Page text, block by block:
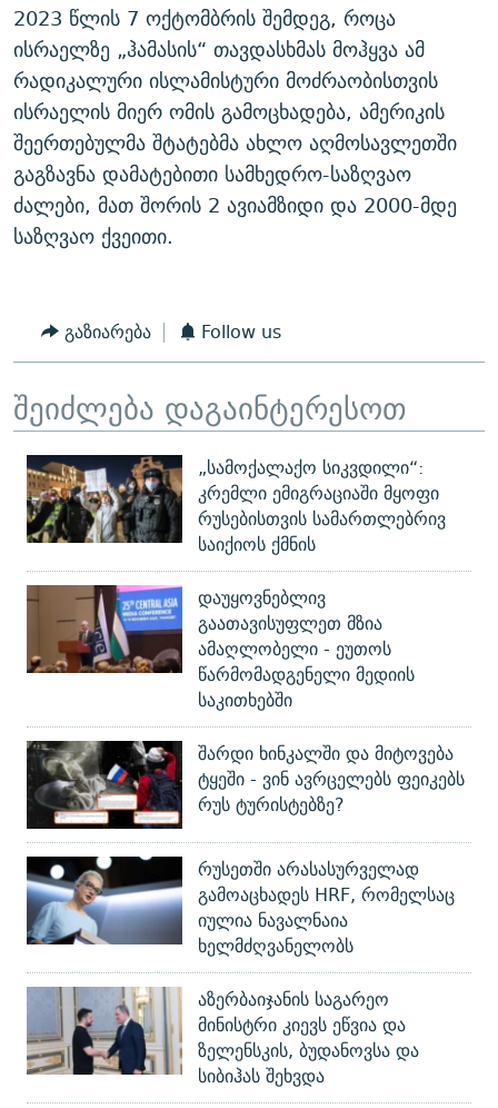
2023 წლის 7 ოქტომბრის შემდეგ, როცა
ისრაელზე „ჰამასის“ თავდასხმას მოჰყვა ამ
რადიკალური ისლამისტური მოძრაობისთვის
ისრაელის მიერ ომის გამოცხადება, ამერიკის
შეერთებულმა შტატებმა ახლო აღმოსავლეთში
გაგზავნა დამატებითი სამხედრო-საზღვაო
ძალები, მათ შორის 2 ავიამზიდი და 2000-მდე
საზღვაო ქვეითი.
გაზიარება Follow us
შეიძლება დაგაინტერესოთ
„სამოქალაქო სიკვდილი“:
კრემლი ემიგრაციაში მყოფი
რუსებისთვის სამართლებრივ
საიქიოს ქმნის
დაუყოვნებლივ
გაათავისუფლეთ მზია
ამაღლობელი - ეუთოს
წარმომადგენელი მედიის
საკითხებში
შარდი ხინკალში და მიტოვება
ტყეში - ვინ ავრცელებს ფეიკებს
რუს ტურისტებზე?
რუსეთში არასასურველად
გამოაცხადეს HRF, რომელსაც
იულია ნავალნაია
ხელმძღვანელობს
აზერბაიჯანის საგარეო
მინისტრი კიევს ეწვია და
ზელენსკის, ბუდანოვსა და
სიბიჰას შეხვდა